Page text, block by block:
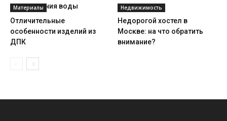
для хранения воды
Материалы
Отличительные
особенности изделий из
ДПК
Недвижимость
Недорогой хостел в
Москве: на что обратить
внимание?